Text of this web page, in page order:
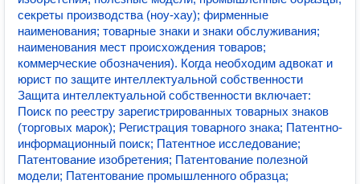
секреты производства (ноу-хау); фирменные
наименования; товарные знаки и знаки обслуживания;
наименования мест происхождения товаров;
коммерческие обозначения). Когда необходим адвокат и
юрист по защите интеллектуальной собственности
Защита интеллектуальной собственности включает:
Поиск по реестру зарегистрированных товарных знаков
(торговых марок); Регистрация товарного знака; Патентно-
информационный поиск; Патентное исследование;
Патентование изобретения; Патентование полезной
модели; Патентование промышленного образца;